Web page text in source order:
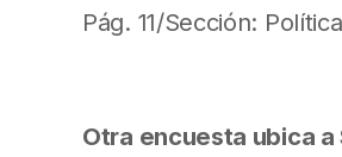
Pág. 11/Sección:
Otra encuesta ubica a